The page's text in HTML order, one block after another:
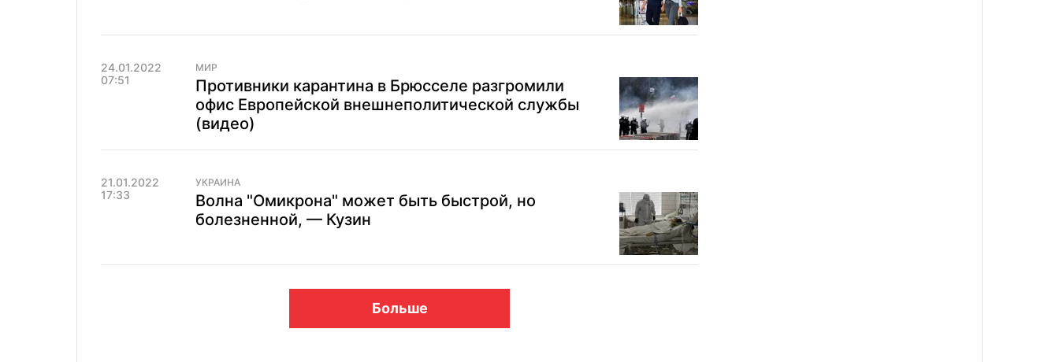
24.01.2022
07:51
МИР
Противники карантина в Брюсселе разгромили
офис Европейской внешнеполитической службы
(видео)
21.01.2022
17:33
УКРАИНА
Волна "Омикрона" может быть быстрой, но
болезненной, — Кузин
Больше